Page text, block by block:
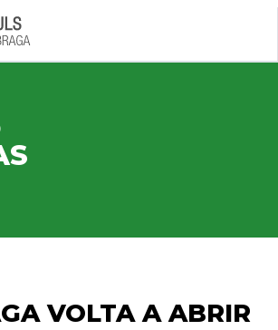
principal
VOLTA A ABRIR